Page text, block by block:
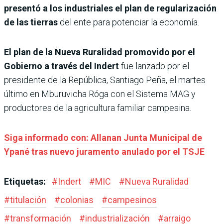
presentó a los industriales el plan de regularización
de las tierras del ente para potenciar la economía.
El plan de la Nueva Ruralidad promovido por el
Gobierno a través del Indertfue lanzado por el
presidente de la República, Santiago Peña, el martes
último en Mburuvicha Róga con el Sistema MAG y
productores de la agricultura familiar campesina.
Siga informado con: Allanan Junta Municipal de
Ypané tras nuevo juramento anulado por el TSJE
Etiquetas: #Indert #MIC #Nueva Ruralidad
#titulación #colonias #campesinos
#transformación #industrialización #arraigo